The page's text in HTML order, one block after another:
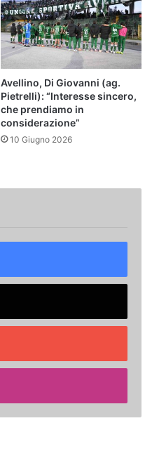
Avellino, Di Giovanni (ag.
Pietrelli): “Interesse sincero,
che prendiamo in
considerazione”
10 Giugno 2026